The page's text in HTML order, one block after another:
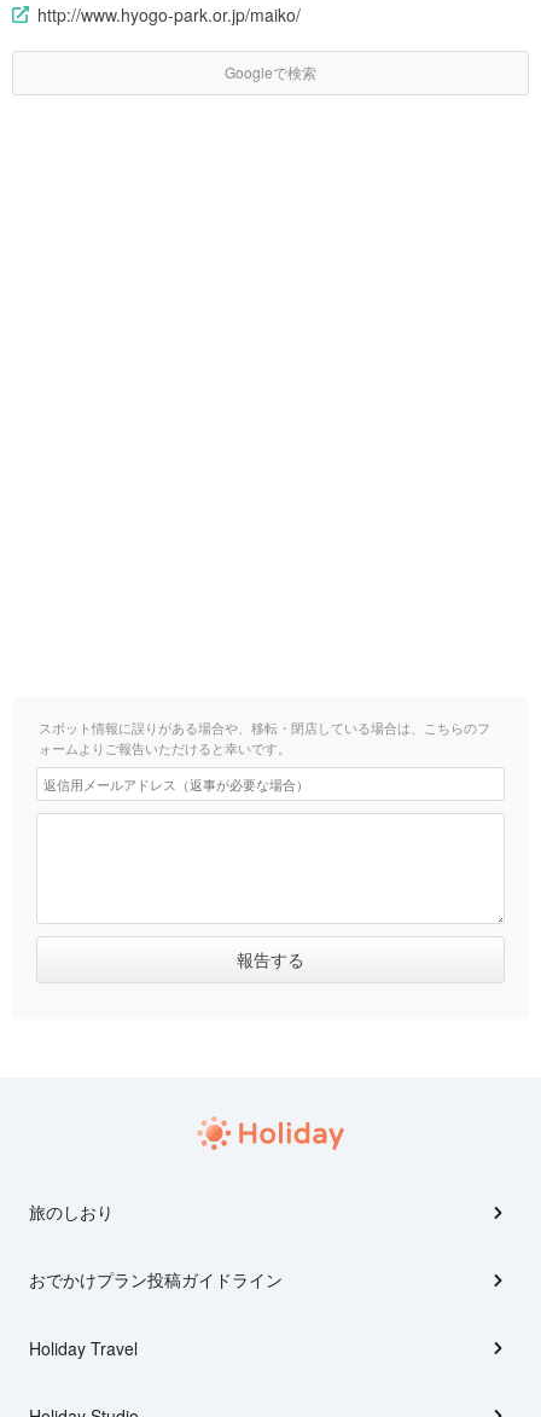
http://www.hyogo-park.or.jp/maiko/
Googleで検索
スポット情報に誤りがある場合や、移転・閉店している場合は、こちらのフ
ォームよりご報告いただけると幸いです。
旅のしおり
おでかけプラン投稿ガイドライン
Holiday Travel